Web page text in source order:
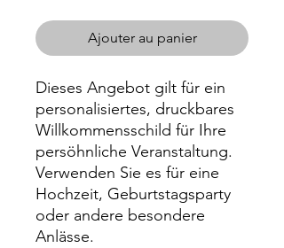
Ajouter au panier
Dieses Angebot gilt für ein
personalisiertes, druckbares
Willkommensschild für Ihre
persöhnliche Veranstaltung.
Verwenden Sie es für eine
Hochzeit, Geburtstagsparty
oder andere besondere
Anlässe.